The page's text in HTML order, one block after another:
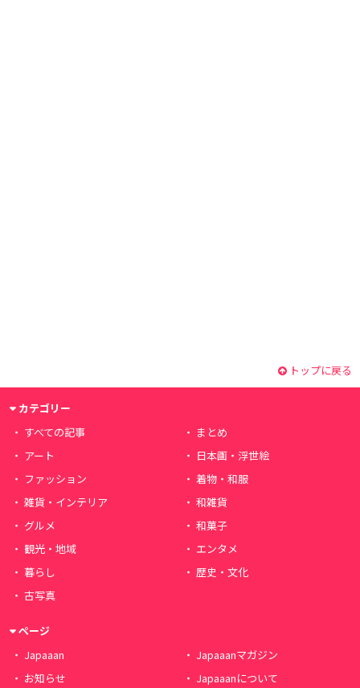
トップに戻る
カテゴリー
すべての記事
まとめ
アート
日本画・浮世絵
ファッション
着物・和服
雑貨・インテリア
和雑貨
グルメ
和菓子
観光・地域
エンタメ
暮らし
歴史・文化
古写真
ページ
Japaaan
Japaaanマガジン
お知らせ
Japaaanについて